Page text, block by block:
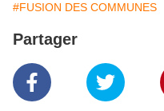
#FUSION DES COMMUNES
Partager